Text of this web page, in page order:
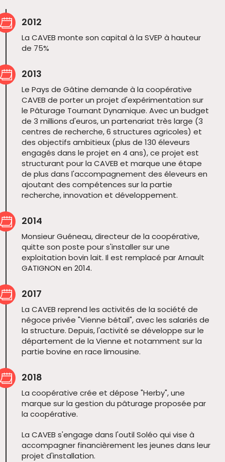
2012
La CAVEB monte son capital à la SVEP à hauteur
de 75%
2013
Le Pays de Gâtine demande à la coopérative
CAVEB de porter un projet d'expérimentation sur
le Pâturage Tournant Dynamique. Avec un budget
de 3 millions d'euros, un partenariat très large (3
centres de recherche, 6 structures agricoles) et
des objectifs ambitieux (plus de 130 éleveurs
engagés dans le projet en 4 ans), ce projet est
structurant pour la CAVEB et marque une étape
de plus dans l'accompagnement des éleveurs en
ajoutant des compétences sur la partie
recherche, innovation et développement.
2014
Monsieur Guéneau, directeur de la coopérative,
quitte son poste pour s'installer sur une
exploitation bovin lait. Il est remplacé par Arnault
GATIGNON en 2014.
2017
La CAVEB reprend les activités de la société de
négoce privée "Vienne bétail", avec les salariés de
la structure. Depuis, l'activité se développe sur le
département de la Vienne et notamment sur la
partie bovine en race limousine.
2018
La coopérative crée et dépose "Herby", une
marque sur la gestion du pâturage proposée par
la coopérative.
La CAVEB s'engage dans l'outil Soléo qui vise à
accompagner financièrement les jeunes dans leur
projet d'installation.